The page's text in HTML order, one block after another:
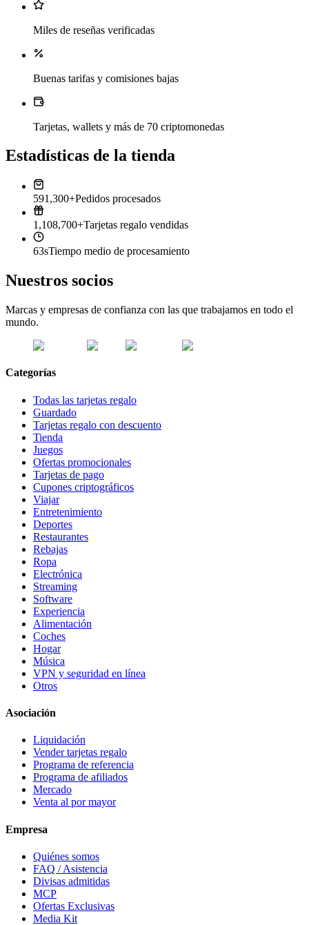
Miles de reseñas verificadas
Buenas tarifas y comisiones bajas
Tarjetas, wallets y más de 70 criptomonedas
Estadísticas de la tienda
591,300+Pedidos procesados
1,108,700+Tarjetas regalo vendidas
63sTiempo medio de procesamiento
Nuestros socios
Marcas y empresas de confianza con las que trabajamos en todo el
mundo.
Categorías
Todas las tarjetas regalo
Guardado
Tarjetas regalo con descuento
Tienda
Juegos
Ofertas promocionales
Tarjetas de pago
Cupones criptográficos
Viajar
Entretenimiento
Deportes
Restaurantes
Rebajas
Ropa
Electrónica
Streaming
Software
Experiencia
Alimentación
Coches
Hogar
Música
VPN y seguridad en línea
Otros
Asociación
Liquidación
Vender tarjetas regalo
Programa de referencia
Programa de afiliados
Mercado
Venta al por mayor
Empresa
Quiénes somos
FAQ / Asistencia
Divisas admitidas
MCP
Ofertas Exclusivas
Media Kit